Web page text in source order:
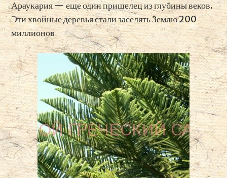
Араукария — еще один пришелец из глубины веков.
Эти хвойные деревья стали заселять Землю 200
миллионов